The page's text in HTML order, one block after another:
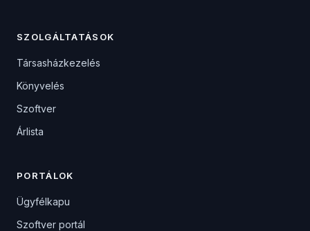
SZOLGÁLTATÁSOK
Társasházkezelés
Könyvelés
Szoftver
Árlista
PORTÁLOK
Ügyfélkapu
Szoftver portál